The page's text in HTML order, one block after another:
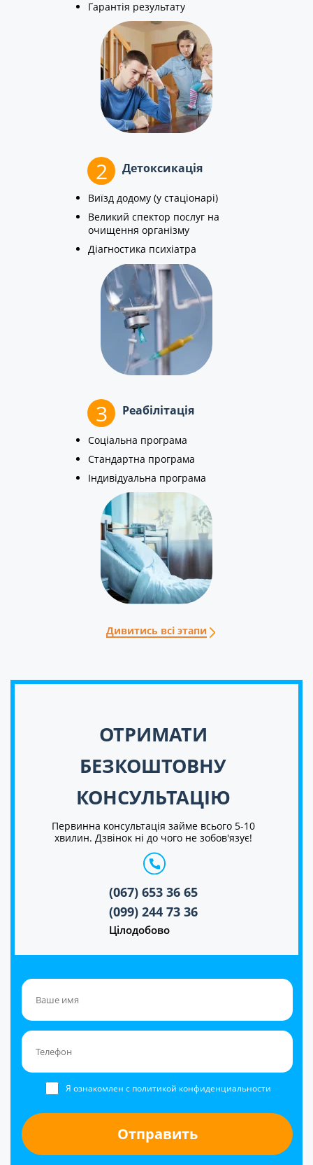
Гарантія результату
2 Детоксикація
Виїзд додому (у стаціонарі)
Великий спектор послуг на
очищення організму
Діагностика психіатра
3 Реабілітація
Соціальна програма
Стандартна програма
Індивідуальна програма
Дивитись всі этапи
ОТРИМАТИ
БЕЗКОШТОВНУ
КОНСУЛЬТАЦІЮ
Первинна консультація займе всього 5-10
хвилин. Дзвінок ні до чого не зобов'язує!
(067) 653 36 65
(099) 244 73 36
Цілодобово
Я ознакомлен с политикой конфиденциальности